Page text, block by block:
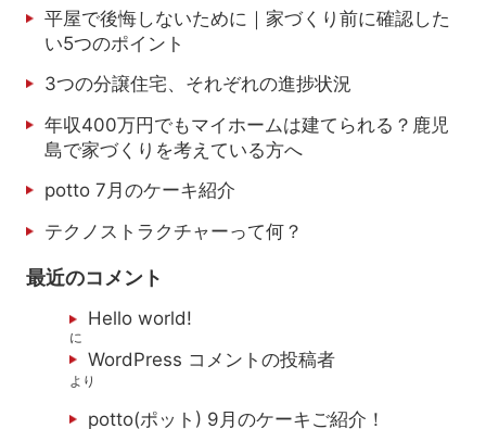
平屋で後悔しないために｜家づくり前に確認した
い5つのポイント
3つの分譲住宅、それぞれの進捗状況
年収400万円でもマイホームは建てられる？鹿児
島で家づくりを考えている方へ
potto 7月のケーキ紹介
テクノストラクチャーって何？
最近のコメント
Hello world!
に
WordPress コメントの投稿者
より
potto(ポット) 9月のケーキご紹介！